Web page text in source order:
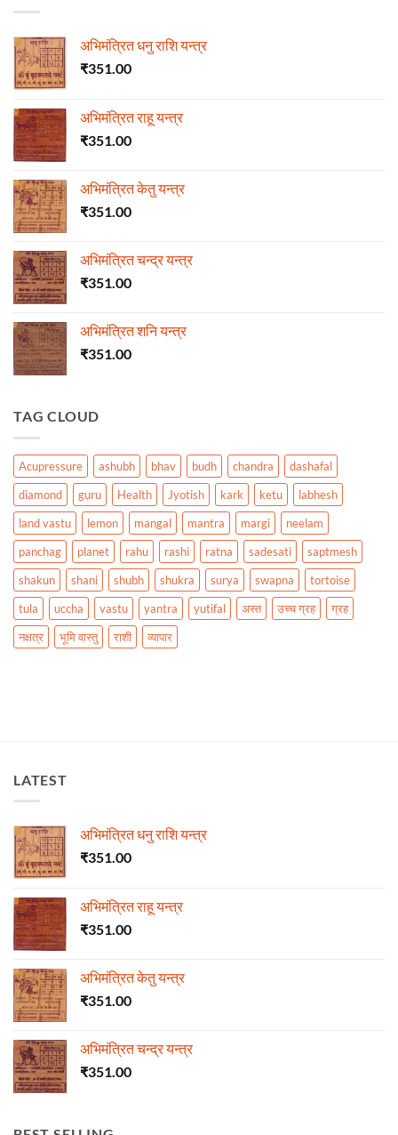
अभिमंत्रित धनु राशि यन्त्र
₹351.00
अभिमंत्रित राहू यन्त्र
₹351.00
अभिमंत्रित केतु यन्त्र
₹351.00
अभिमंत्रित चन्द्र यन्त्र
₹351.00
अभिमंत्रित शनि यन्त्र
₹351.00
TAG CLOUD
Acupressure ashubh bhav budh chandra
dashafal
diamond
guru Health Jyotish kark ketu
labhesh
land vastu
lemon mangal mantra margi
neelam
panchag
planet rahu rashi ratna sadesati
saptmesh
shakun
shani shubh shukra surya swapna
tortoise
tula
uccha vastu yantra yutifal अस्त उच्च ग्रह
ग्रह
नक्षत्र
भूमि वास्तु राशी व्यापार
LATEST
अभिमंत्रित धनु राशि यन्त्र
₹351.00
अभिमंत्रित राहू यन्त्र
₹351.00
अभिमंत्रित केतु यन्त्र
₹351.00
अभिमंत्रित चन्द्र यन्त्र
₹351.00